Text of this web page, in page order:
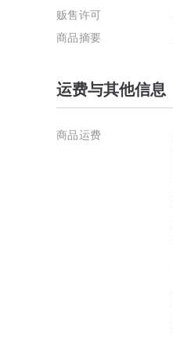
贩售许可
商品摘要
运费与其他信息
商品运费